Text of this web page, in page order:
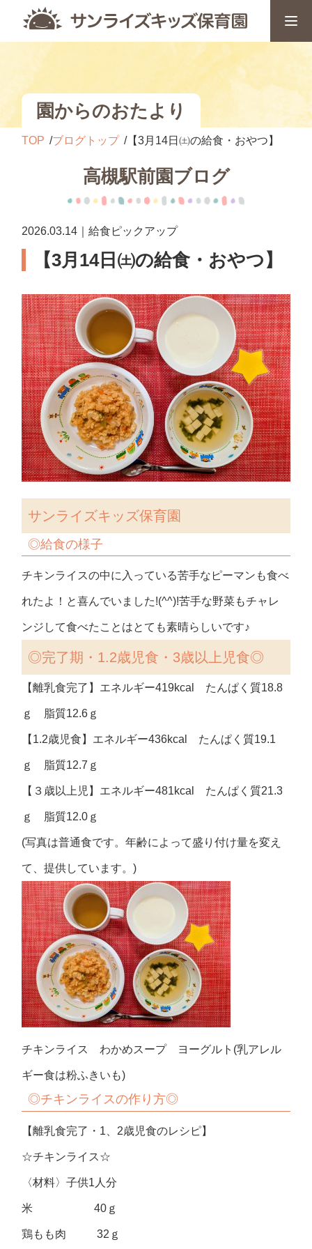
園からのおたより
TOP ブログトップ 【3月14日㈯の給食・おやつ】
高槻駅前園ブログ
2026.03.14｜給食ピックアップ
【3月14日㈯の給食・おやつ】
サンライズキッズ保育園
◎給食の様子
チキンライスの中に入っている苦手なピーマンも食べ
れたよ！と喜んでいました!(^^)!苦手な野菜もチャレ
ンジして食べたことはとても素晴らしいです♪
◎完了期・1.2歳児食・3歳以上児食◎
【離乳食完了】エネルギー419kcal たんぱく質18.8
ｇ 脂質12.6ｇ
【1.2歳児食】エネルギー436kcal たんぱく質19.1
ｇ 脂質12.7ｇ
【３歳以上児】エネルギー481kcal たんぱく質21.3
ｇ 脂質12.0ｇ
(写真は普通食です。年齢によって盛り付け量を変え
て、提供しています。)
チキンライス わかめスープ ヨーグルト(乳アレル
ギー食は粉ふきいも)
◎チキンライスの作り方◎
【離乳食完了・1、2歳児食のレシピ】
☆チキンライス☆
〈材料〉子供1人分
米 40ｇ
鶏もも肉 32ｇ